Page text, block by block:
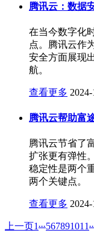
腾讯云：数据
在当今数字化
点。腾讯云作
安全方面展现
航。
查看更多
腾讯云帮助富
腾讯云节省了
扩张更有弹性
稳定性是两个
两个关键点。
查看更多 2024-
上一页1...567891011